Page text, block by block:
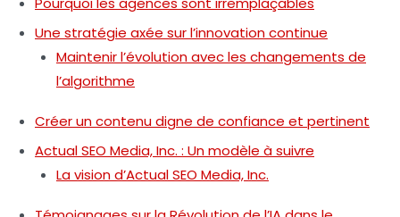
Une stratégie axée sur l’innovation continue
Maintenir l’évolution avec les changements de
l’algorithme
Créer un contenu digne de confiance et pertinent
Actual SEO Media, Inc. : Un modèle à suivre
La vision d’Actual SEO Media, Inc.